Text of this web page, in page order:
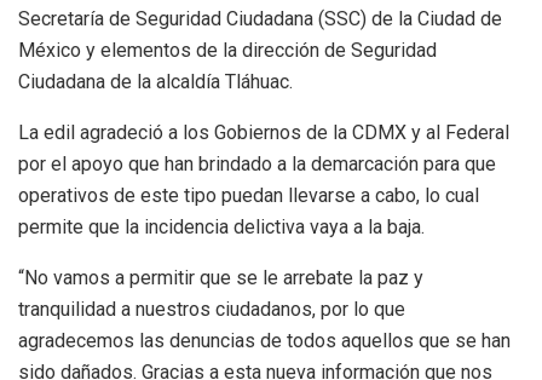
Secretaría de Seguridad Ciudadana (SSC) de la Ciudad de
México y elementos de la dirección de Seguridad
Ciudadana de la alcaldía Tláhuac.
La edil agradeció a los Gobiernos de la CDMX y al Federal
por el apoyo que han brindado a la demarcación para que
operativos de este tipo puedan llevarse a cabo, lo cual
permite que la incidencia delictiva vaya a la baja.
“No vamos a permitir que se le arrebate la paz y
tranquilidad a nuestros ciudadanos, por lo que
agradecemos las denuncias de todos aquellos que se han
sido dañados. Gracias a esta nueva información que nos